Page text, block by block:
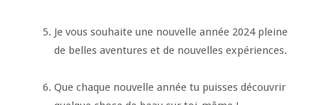
Je vous souhaite une nouvelle année 2024 pleine
de belles aventures et de nouvelles expériences.
Que chaque nouvelle année tu puisses découvrir